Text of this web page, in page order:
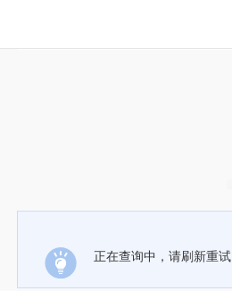
正在查询中，请刷新重试